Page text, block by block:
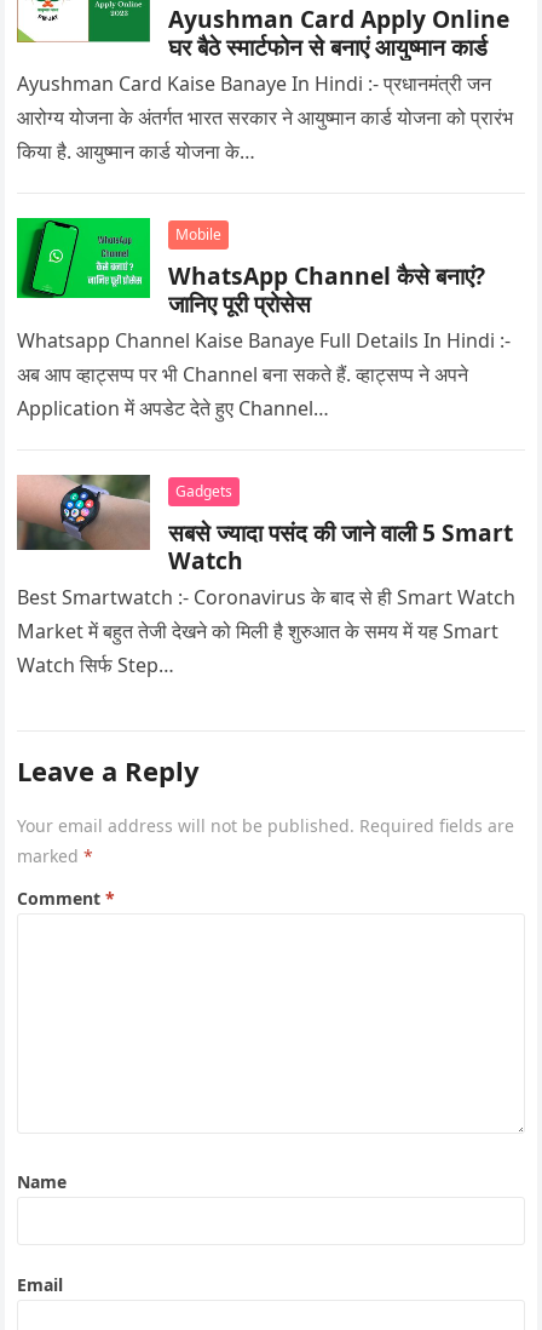
Ayushman Card Apply Online
घर बैठे स्मार्टफोन से बनाएं आयुष्मान कार्ड
Ayushman Card Kaise Banaye In Hindi :- प्रधानमंत्री जन
आरोग्य योजना के अंतर्गत भारत सरकार ने आयुष्मान कार्ड योजना को प्रारंभ
किया है. आयुष्मान कार्ड योजना के…
Mobile
WhatsApp Channel कैसे बनाएं?
जानिए पूरी प्रोसेस
Whatsapp Channel Kaise Banaye Full Details In Hindi :-
अब आप व्हाट्सप्प पर भी Channel बना सकते हैं. व्हाट्सप्प ने अपने
Application में अपडेट देते हुए Channel…
Gadgets
सबसे ज्यादा पसंद की जाने वाली 5 Smart
Watch
Best Smartwatch :- Coronavirus के बाद से ही Smart Watch
Market में बहुत तेजी देखने को मिली है शुरुआत के समय में यह Smart
Watch सिर्फ Step…
Leave a Reply
Your email address will not be published. Required fields are
marked*
Comment*
Name
Email